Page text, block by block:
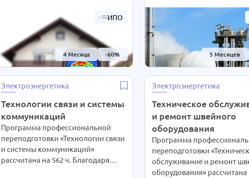
ИПО
4 Месяца -60%
интенсивность обучения студенты
выбирают сами согласно своим
предпочтениям. При Вашем
желании длительность курса
может быть экстерном
СОКРАЩЕНА В 2 РАЗА!
Подробности уточняйте по
телефону на сайте или отправьте
нам заявку для консультации.
5 Месяцев
предпочтениям. При
желании длительность
может быть экстерном
СОКРАЩЕНА В 2 РАЗА!
Подробности уточняйте по
телефону на сайте или
Электроэнергетика
Технологии связи и системы
коммуникаций
Программа профессиональной
переподготовки «Технологии связи
и системы коммуникаций»
рассчитана на 562 ч. Благодаря
Электроэнергетика
Техническое
и ремонт швейного
оборудования
Программа
переподготовки
обслуживание и ремонт
оборудования» рассчитана